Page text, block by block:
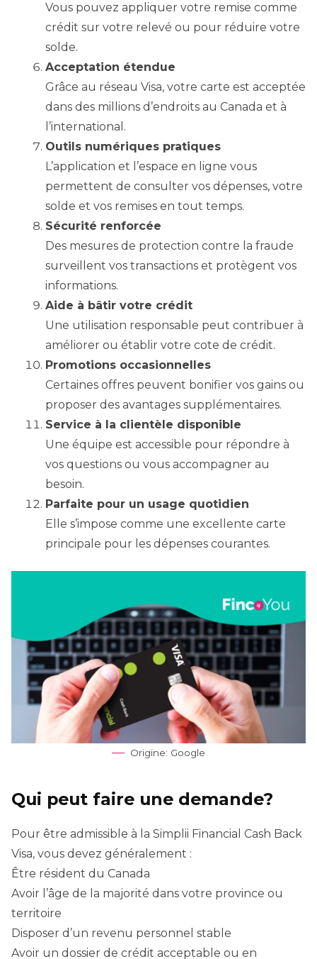
Vous pouvez appliquer votre remise comme
crédit sur votre relevé ou pour réduire votre
solde.
Acceptation étendue
Grâce au réseau Visa, votre carte est acceptée
dans des millions d’endroits au Canada et à
l’international.
Outils numériques pratiques
L’application et l’espace en ligne vous
permettent de consulter vos dépenses, votre
solde et vos remises en tout temps.
Sécurité renforcée
Des mesures de protection contre la fraude
surveillent vos transactions et protègent vos
informations.
Aide à bâtir votre crédit
Une utilisation responsable peut contribuer à
améliorer ou établir votre cote de crédit.
Promotions occasionnelles
Certaines offres peuvent bonifier vos gains ou
proposer des avantages supplémentaires.
Service à la clientèle disponible
Une équipe est accessible pour répondre à
vos questions ou vous accompagner au
besoin.
Parfaite pour un usage quotidien
Elle s’impose comme une excellente carte
principale pour les dépenses courantes.
Origine: Google
Qui peut faire une demande?
Pour être admissible à la Simplii Financial Cash Back
Visa, vous devez généralement :
Être résident du Canada
Avoir l’âge de la majorité dans votre province ou
territoire
Disposer d’un revenu personnel stable
Avoir un dossier de crédit acceptable ou en